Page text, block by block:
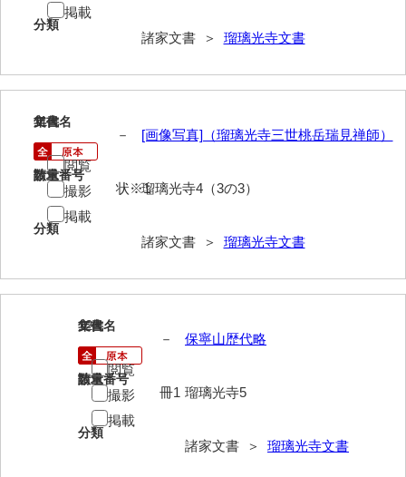
梶山家文書
鍛冶利吉文書
堅田家文書（一般郷土伝来）
片山家文書（阿東町）
片山家文書（下関市豊浦）
月輪寺文書
勝間田家文書
桂家文書（防府市）
桂家文書（宇部市1）
分類
諸家文書 ＞ 瑠璃光寺文書
掲載
11
文書名
[画像写真]（瑠璃光寺三世桃岳瑞見禅師）
請求番号
瑠璃光寺4（3の3）
分類
諸家文書 ＞ 瑠璃光寺文書
年代
－
数量
状※1
閲覧
撮影
掲載
12
文書名
保寧山歴代略
請求番号
瑠璃光寺5
分類
諸家文書 ＞ 瑠璃光寺文書
年代
－
数量
冊1
閲覧
撮影
掲載